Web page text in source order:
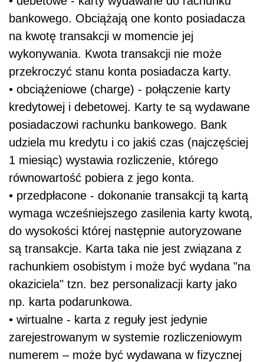
bankowego. Obciążają one konto posiadacza
na kwotę transakcji w momencie jej
wykonywania. Kwota transakcji nie może
przekroczyć stanu konta posiadacza karty.
• obciążeniowe (charge) - połączenie karty
kredytowej i debetowej. Karty te są wydawane
posiadaczowi rachunku bankowego. Bank
udziela mu kredytu i co jakiś czas (najczęściej
1 miesiąc) wystawia rozliczenie, którego
równowartość pobiera z jego konta.
• przedpłacone - dokonanie transakcji tą kartą
wymaga wcześniejszego zasilenia karty kwotą,
do wysokości której następnie autoryzowane
są transakcje. Karta taka nie jest związana z
rachunkiem osobistym i może być wydana "na
okaziciela" tzn. bez personalizacji karty jako
np. karta podarunkowa.
• wirtualne - karta z reguły jest jedynie
zarejestrowanym w systemie rozliczeniowym
numerem – może być wydawana w fizycznej